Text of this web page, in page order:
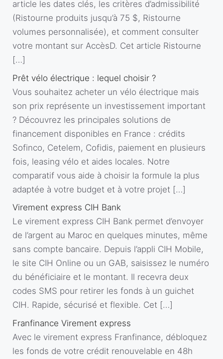
article les dates clés, les critères d’admissibilité
(Ristourne produits jusqu’à 75 $, Ristourne
volumes personnalisée), et comment consulter
votre montant sur AccèsD. Cet article Ristourne
[…]
Prêt vélo électrique : lequel choisir ?
Vous souhaitez acheter un vélo électrique mais
son prix représente un investissement important
? Découvrez les principales solutions de
financement disponibles en France : crédits
Sofinco, Cetelem, Cofidis, paiement en plusieurs
fois, leasing vélo et aides locales. Notre
comparatif vous aide à choisir la formule la plus
adaptée à votre budget et à votre projet […]
Virement express CIH Bank
Le virement express CIH Bank permet d’envoyer
de l’argent au Maroc en quelques minutes, même
sans compte bancaire. Depuis l’appli CIH Mobile,
le site CIH Online ou un GAB, saisissez le numéro
du bénéficiaire et le montant. Il recevra deux
codes SMS pour retirer les fonds à un guichet
CIH. Rapide, sécurisé et flexible. Cet […]
Franfinance Virement express
Avec le virement express Franfinance, débloquez
les fonds de votre crédit renouvelable en 48h